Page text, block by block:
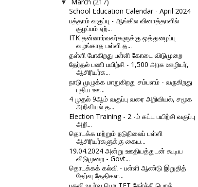
▼
School Education Calendar - April 2024
பத்தாம் வகுப்பு - ஆங்கில வினாத்தாளில்
குழப்பம் ஏற்...
ITK தன்னார்வலர்களுக்கு ஒத்துழைப்பு
வழங்காத பள்ளி த...
தள்ளி போகிறது பள்ளி கோடை விடுமுறை
தேர்தல் பணி பயிற்சி - 1,500 அரசு ஊழியர்,
ஆசிரியர்க...
நாடு முழுக்க மாறுகிறது சம்பளம் - வருகிறது
புதிய ஊ...
4 முதல் 9ஆம் வகுப்பு வரை அறிவியல், சமூக
அறிவியல் த...
Election Training - 2 -ம் கட்ட பயிற்சி வகுப்பு
அறி...
தொடக்க மற்றும் நடுநிலைப் பள்ளி
ஆசிரியர்களுக்கு கைய...
19.04.2024 அன்று ஊதியத்துடன் கூடிய
விடுமுறை - Govt...
தொடக்கக் கல்வி - பள்ளி ஆண்டு இறுதித்
தேர்வு தேதிகள...
பதவி உயர்வு பெற TET தேர்ச்சி பெறத்